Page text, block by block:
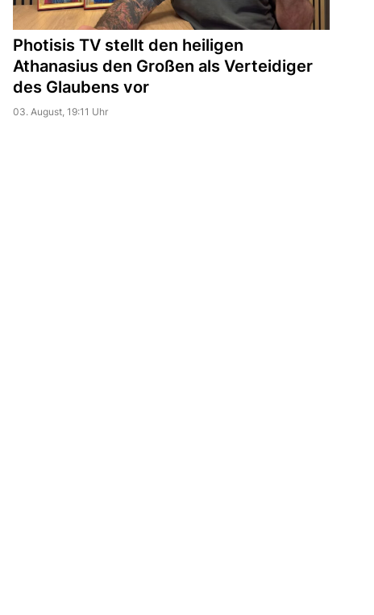
Photisis TV stellt den heiligen
Athanasius den Großen als Verteidiger
des Glaubens vor
03. August, 19:11 Uhr